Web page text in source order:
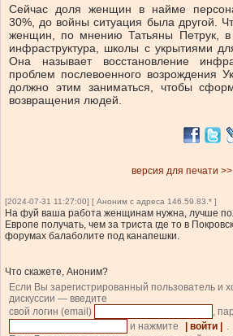
Сейчас доля женщин в найме
30%, до войны ситуация была другой.
женщин, по мнению Татьяны Петрук, в
инфраструктура, школы с укрытиями
Она называет восстановление
проблем послевоенного возрождения
должно этим заниматься, чтобы
возвращения людей.
версия для печати >>
[2024-07-31 11:27:00] [ Аноним с адреса 146.59.83.* ]
На фуй ваша работа женщинам нужна, лучше
Европе получать, чем за триста где то в
форумах балаболите под канапешки.
Что скажете, Аноним?
Если Вы зарегистрированный пользователь и
дискуссии — введите
свой логин (email)
,
и нажмите
| войти |
.